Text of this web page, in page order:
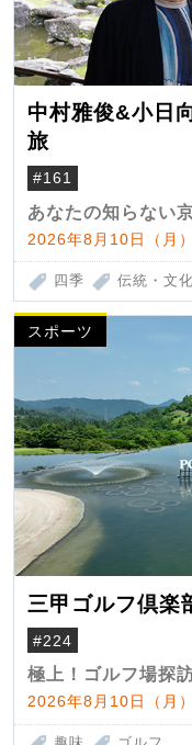
中村雅俊&小日
旅
#161
あなたの知らない
2026年8月10日（月
四季 伝統・文化
スポーツ
三甲ゴルフ倶
#224
極上！ゴルフ場探
2026年8月10日（月